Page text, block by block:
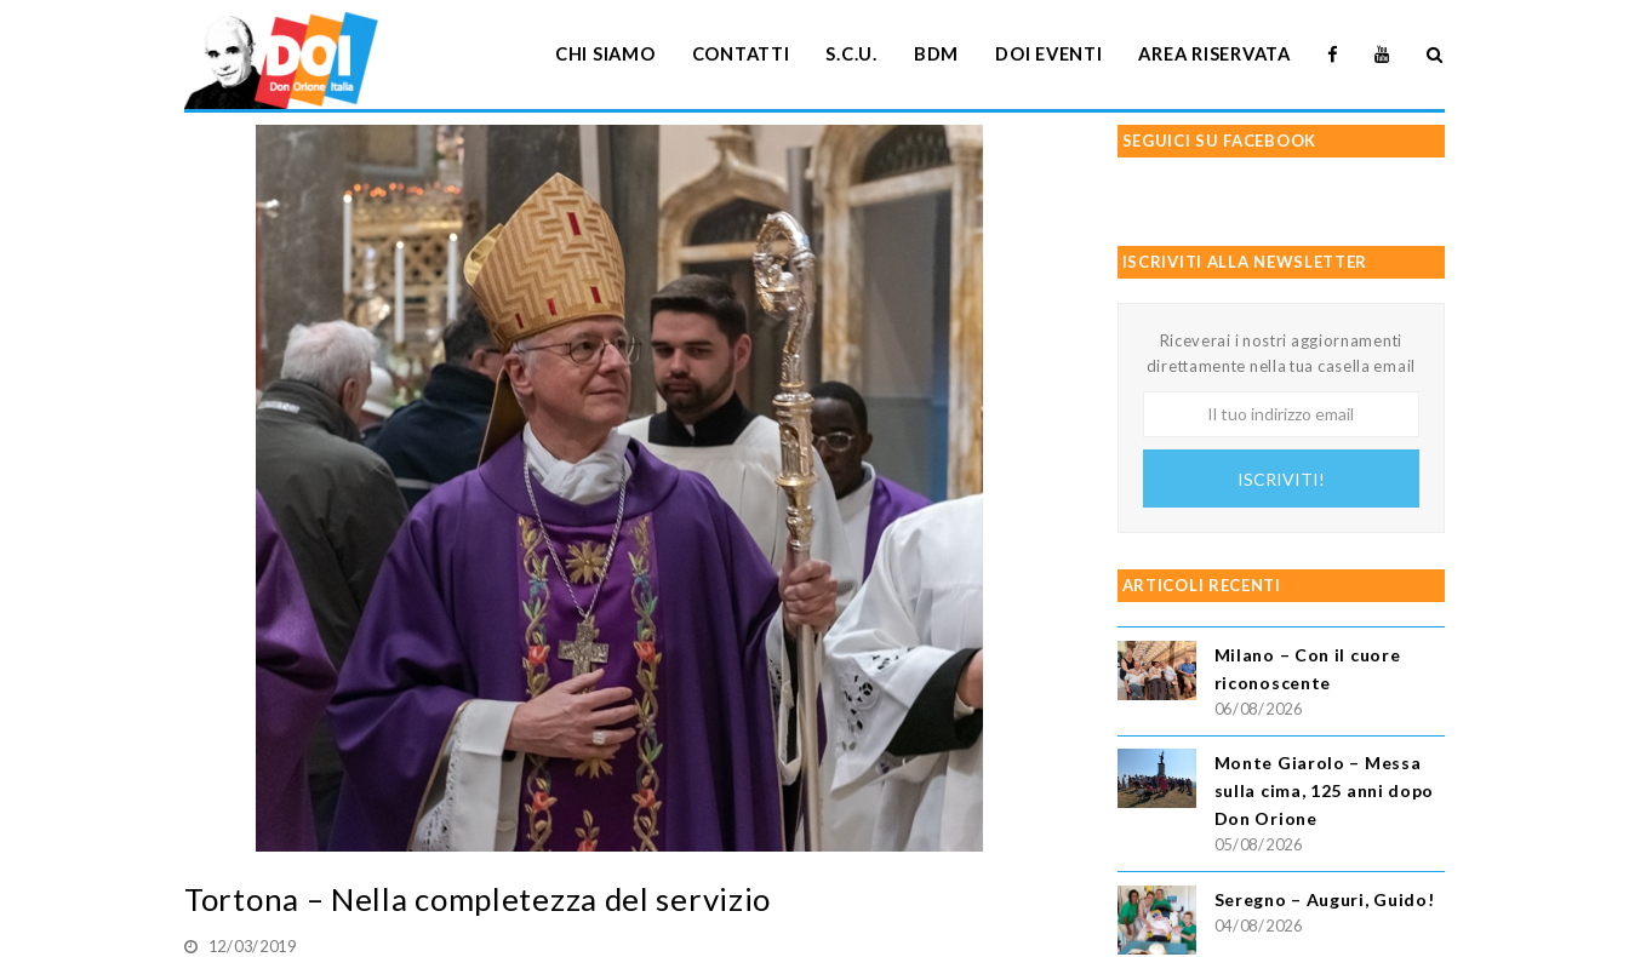
CHI SIAMO CONTATTI S.C.U. BDM DOI EVENTI AREA RISERVATA
Tortona – Nella completezza del servizio
12/03/2019
SEGUICI SU FACEBOOK
ISCRIVITI ALLA NEWSLETTER
Riceverai i nostri aggiornamenti
direttamente nella tua casella email
ISCRIVITI!
ARTICOLI RECENTI
Milano – Con il cuore
riconoscente
06/08/2026
Monte Giarolo – Messa
sulla cima, 125 anni dopo
Don Orione
05/08/2026
Seregno – Auguri, Guido!
04/08/2026